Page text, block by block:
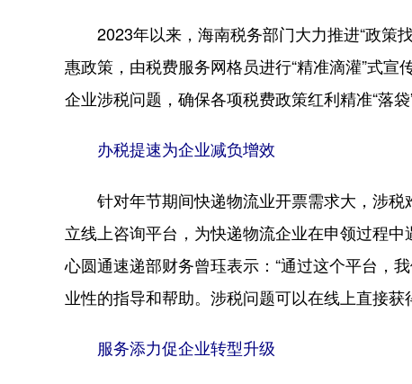
2023年以来，海南税务部门大力推进“政策
惠政策，由税费服务网格员进行“精准滴灌”式
企业涉税问题，确保各项税费政策红利精准“落袋”
办税提速为企业减负增效
针对年节期间快递物流业开票需求大，涉税
立线上咨询平台，为快递物流企业在申领过程
心圆通速递部财务曾珏表示：“通过这个平台，
业性的指导和帮助。涉税问题可以在线上直接
服务添力促企业转型升级